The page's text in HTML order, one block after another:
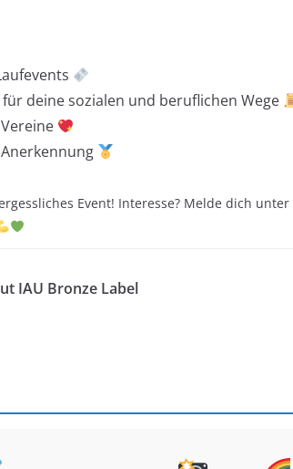
für deine sozialen und beruflichen Wege
Event! Interesse? Melde dich unter
IAU Bronze Label